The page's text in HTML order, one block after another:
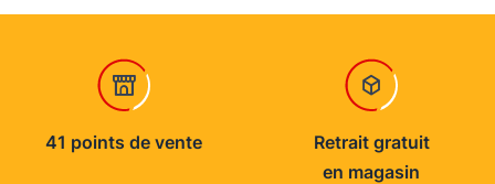
41 points de vente
Retrait gratuit
en magasin